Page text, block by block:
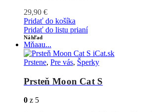
29,90 €
Pridať do košíka
Pridať do listu prianí
Náhľad
Mňaau...
Prstene, Pre vás, Šperky
Prsteň Moon Cat S
0 z 5